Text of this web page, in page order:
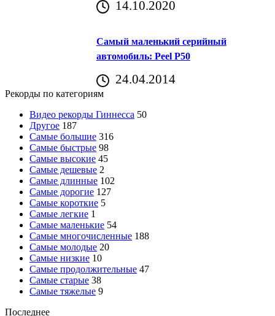
14.10.2020
Самый маленький серийный
автомобиль: Peel P50
24.04.2014
Рекорды по категориям
Видео рекорды Гиннесса 50
Другое 187
Самые большие 316
Самые быстрые 98
Самые высокие 45
Самые дешевые 2
Самые длинные 102
Самые дорогие 127
Самые короткие 5
Самые легкие 1
Самые маленькие 54
Самые многочисленные 188
Самые молодые 20
Самые низкие 10
Самые продолжительные 47
Самые старые 38
Самые тяжелые 9
Последнее